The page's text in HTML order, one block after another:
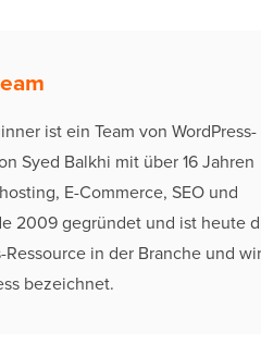
ist ein Team von WordPress-
Syed Balkhi mit über 16 Jahren
E-Commerce, SEO und
2009 gegründet und ist heute
in der Branche und
bezeichnet.